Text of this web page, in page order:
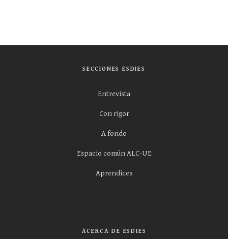
SECCIONES ESDIES
Entrevista
Con rigor
A fondo
Espacio común ALC-UE
Aprendices
ACERCA DE ESDIES